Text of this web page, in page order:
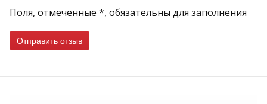
Поля, отмеченные *, обязательны для заполнения
Отправить отзыв